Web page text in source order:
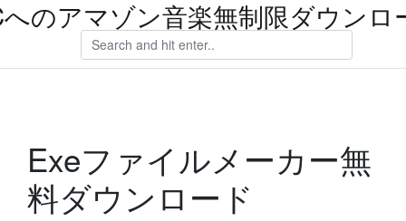
のアマゾン音楽無制限ダウンロ
Exeファイルメーカー無
料ダウンロード